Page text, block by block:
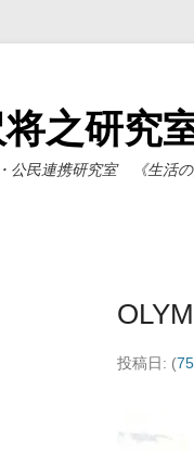
之研究
公民連携研究室 《生活の
投稿日: (